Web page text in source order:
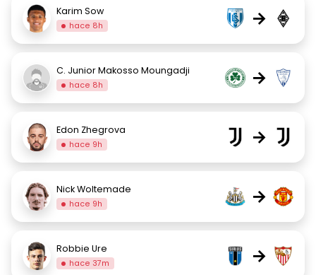
Karim Sow
hace 8h →
C. Junior Makosso Moungadji
hace 8h →
Edon Zhegrova
hace 9h →
Nick Woltemade
hace 9h →
Robbie Ure
hace 37m →